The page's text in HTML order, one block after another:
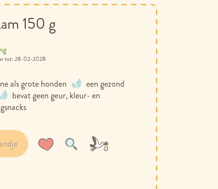
150 g
als grote honden
een gezond
bevat geen geur, kleur- en
28-02-2028
Voeg
Toevoegen